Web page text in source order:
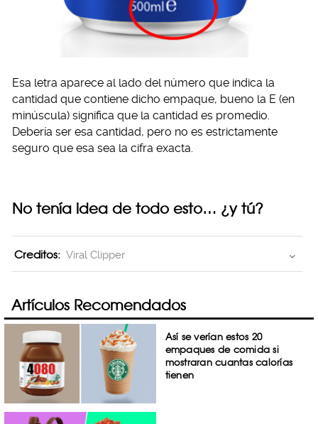
Esa letra aparece al lado del número que indica la
cantidad que contiene dicho empaque, bueno la E (en
minúscula) significa que la cantidad es promedio.
Debería ser esa cantidad, pero no es estrictamente
seguro que esa sea la cifra exacta.
No tenía idea de todo esto… ¿y tú?
Creditos: Viral Clipper
Artículos Recomendados
Así se verían estos 20
empaques de comida si
mostraran cuantas calorías
tienen